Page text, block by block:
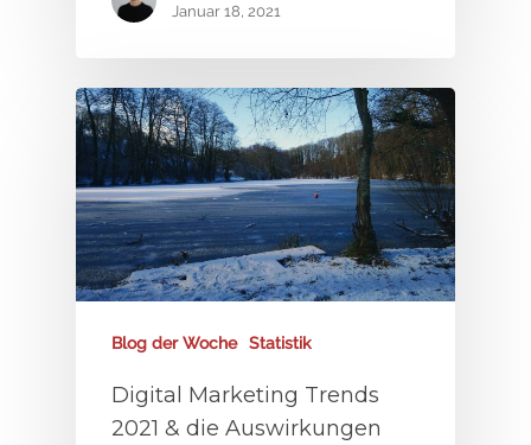
Januar 18, 2021
Blog der Woche Statistik
Digital Marketing Trends
2021 & die Auswirkungen